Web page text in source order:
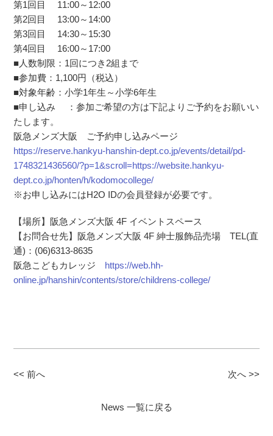
第1回目 11:00～12:00
第2回目 13:00～14:00
第3回目 14:30～15:30
第4回目 16:00～17:00
■人数制限：1回につき2組まで
■参加費：1,100円（税込）
■対象年齢：小学1年生～小学6年生
■申し込み ：参加ご希望の方は下記よりご予約をお願いい
たします。
阪急メンズ大阪 ご予約申し込みページ
https://reserve.hankyu-hanshin-dept.co.jp/events/detail/pd-
1748321436560/?p=1&scroll=https://website.hankyu-
dept.co.jp/honten/h/kodomocollege/
※お申し込みにはH2O IDの会員登録が必要です。
【場所】阪急メンズ大阪 4F イベントスペース
【お問合せ先】阪急メンズ大阪 4F 紳士服飾品売場 TEL(直
通)：(06)6313-8635
阪急こどもカレッジ https://web.hh-
online.jp/hanshin/contents/store/childrens-college/
<< 前へ 次へ >>
News 一覧に戻る